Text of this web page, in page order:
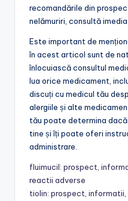
recomandările din
nelămuriri, consultă
Este important de
în acest articol sunt de
înlocuiască consultul
lua orice medicament,
discuți cu medicul tău
alergiile și alte
tău poate determina
tine și îți poate oferi
administrare.
fluimucil: prospect,
reactii adverse
tiolin: prospect,